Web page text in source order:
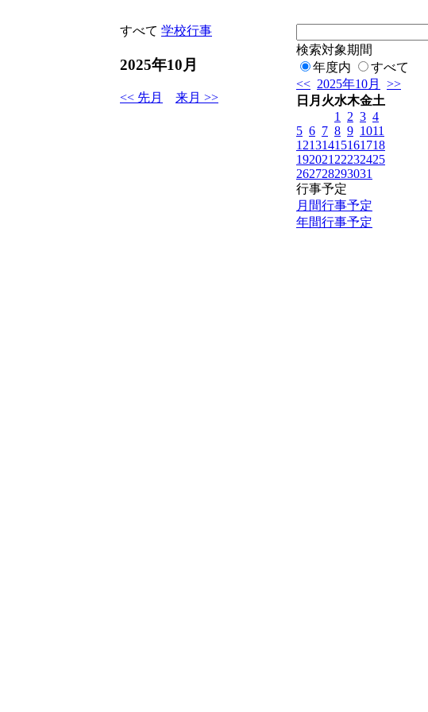
すべて 学校行事
2025年10月
<< 先月 来月 >>
検索対象期間
年度内
すべて
<< 2025年10月
>>
日 月 火水木金土
1
2 3 4
5 6 7 8 9 1011
12131415161718
192021 22232425
262728293031
行事予定
月間行事予定
年間行事予定